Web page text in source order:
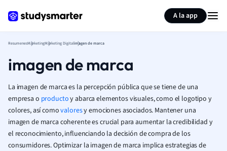
A la app
ResumenesMarketingMarketing Digitalimagen de marca
imagen de marca
La imagen de marca es la percepción pública que se tiene de una
empresa o productoy abarca elementos visuales, como el logotipo y
colores, así comovaloresy emociones asociados. Mantener una
imagen de marca coherente es crucial para aumentar la credibilidad y
el reconocimiento, influenciando la decisión de compra de los
consumidores. Optimizar la imagen de marca implica estrategias de
Resumir página